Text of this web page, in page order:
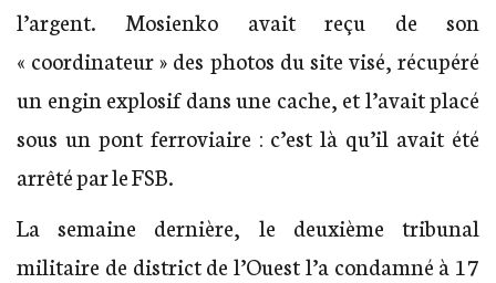
l’argent. Mosienko avait reçu de son
« coordinateur » des photos du site visé, récupéré
un engin explosif dans une cache, et l’avait placé
sous un pont ferroviaire : c’est là qu’il avait été
arrêté par le FSB.
La semaine dernière, le deuxième tribunal
militaire de district de l’Ouest l’a condamné à 17